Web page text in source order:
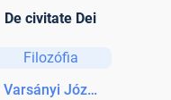
De civitate Dei
Filozófia
Varsányi József